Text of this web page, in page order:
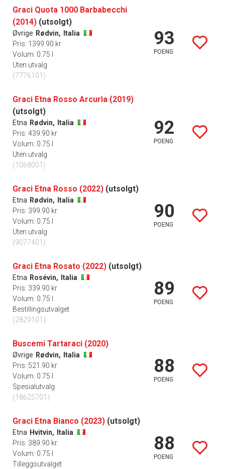
Graci Quota 1000 Barbabecchi
(2014) (utsolgt)
Øvrige Rødvin,
Italia
Pris: 1399.90 kr
Volum: 0.75 l
Uten utvalg
(7776101)
93
POENG
Graci Etna Rosso Arcurìa (2019)
(utsolgt)
Etna Rødvin,
Italia
Pris: 439.90 kr
Volum: 0.75 l
Uten utvalg
(1068001)
92
POENG
Graci Etna Rosso (2022) (utsolgt)
Etna Rødvin,
Italia
Pris: 399.90 kr
Volum: 0.75 l
Uten utvalg
(9077401)
90
POENG
Graci Etna Rosato (2022) (utsolgt)
Etna Rosévin,
Italia
Pris: 339.90 kr
Volum: 0.75 l
Bestillingsutvalget
(2829101)
89
POENG
Buscemi Tartaraci (2020)
Øvrige Rødvin,
Italia
Pris: 521.90 kr
Volum: 0.75 l
Spesialutvalg
(18625701)
88
POENG
Graci Etna Bianco (2023) (utsolgt)
Etna Hvitvin,
Italia
Pris: 389.90 kr
Volum: 0.75 l
Tilleggsutvalget
88
POENG